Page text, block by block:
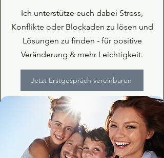
Ich unterstütze euch dabei Stress,
Konflikte oder Blockaden zu lösen und
Lösungen zu finden - für positive
Veränderung & mehr Leichtigkeit.
Jetzt Erstgespräch vereinbaren